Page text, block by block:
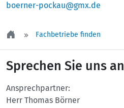
boerner-pockau@gmx.de
Fachbetriebe finden
Sprechen Sie uns an
Ansprechpartner:
Herr Thomas Börner